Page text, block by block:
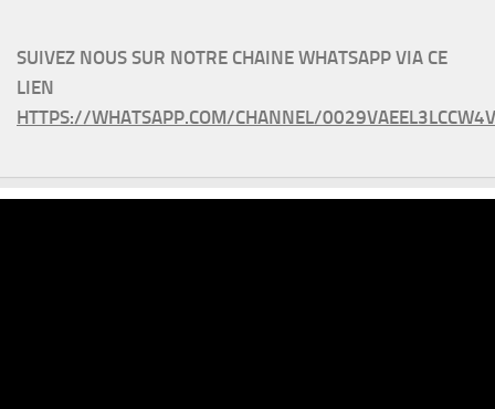
SUIVEZ NOUS SUR NOTRE CHAINE WHATSAPP VIA CE
LIEN
HTTPS://WHATSAPP.COM/CHANNEL/